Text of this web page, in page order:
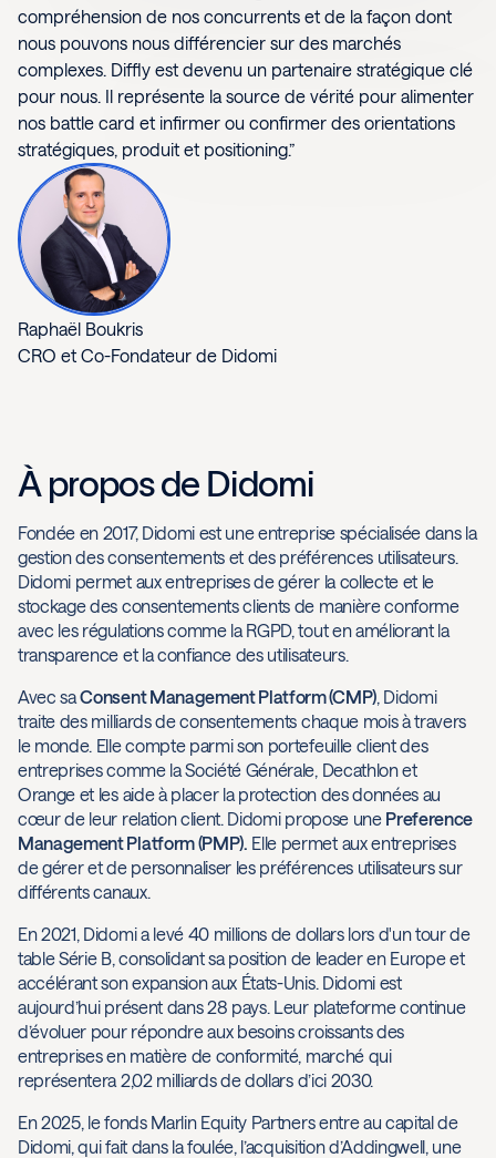
compréhension de nos concurrents et de la façon dont
nous pouvons nous différencier sur des marchés
complexes. Diffly est devenu un partenaire stratégique clé
pour nous. Il représente la source de vérité pour alimenter
nos battle card et infirmer ou confirmer des orientations
stratégiques, produit et positioning.”
Raphaël Boukris
CRO et Co-Fondateur de Didomi
À propos de Didomi
Fondée en 2017, Didomi est une entreprise spécialisée dans la
gestion des consentements et des préférences utilisateurs.
Didomi permet aux entreprises de gérer la collecte et le
stockage des consentements clients de manière conforme
avec les régulations comme la RGPD, tout en améliorant la
transparence et la confiance des utilisateurs.
Avec saConsent Management Platform (CMP), Didomi
traite des milliards de consentements chaque mois à travers
le monde. Elle compte parmi son portefeuille client des
entreprises comme la Société Générale, Decathlon et
Orange et les aide à placer la protection des données au
cœur de leur relation client. Didomi propose une Preference
Management Platform (PMP). Elle permet aux entreprises
de gérer et de personnaliser les préférences utilisateurs sur
différents canaux.
En 2021, Didomi a levé 40 millions de dollars lors d'un tour de
table Série B, consolidant sa position de leader en Europe et
accélérant son expansion aux États-Unis. Didomi est
aujourd’hui présent dans 28 pays. Leur plateforme continue
d’évoluer pour répondre aux besoins croissants des
entreprises en matière de conformité, marché qui
représentera 2,02 milliards de dollars d’ici 2030.
En 2025, le fonds Marlin Equity Partners entre au capital de
Didomi, qui fait dans la foulée, l’acquisition d’Addingwell, une